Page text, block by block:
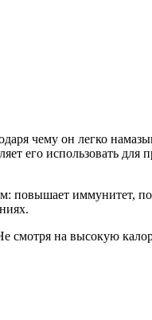
чему он легко
его использовать
повышает иммунитет,
смотря на высокую